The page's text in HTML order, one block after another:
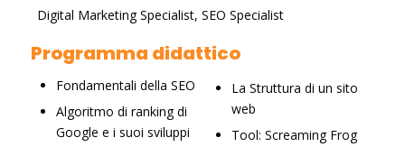
Digital Marketing Specialist, SEO Specialist
Programma didattico
Fondamentali della SEO
Algoritmo di ranking di
Google e i suoi sviluppi
La Struttura di un sito
web
Tool: Screaming Frog